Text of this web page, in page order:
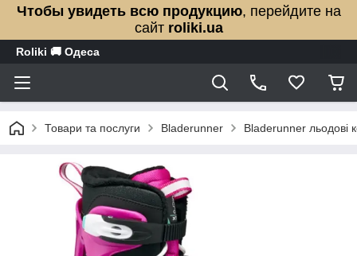
Чтобы увидеть всю продукцию, перейдите на
сайт roliki.ua
Roliki 🚚 Одеса
Товари та послуги Bladerunner Bladerunner льодові